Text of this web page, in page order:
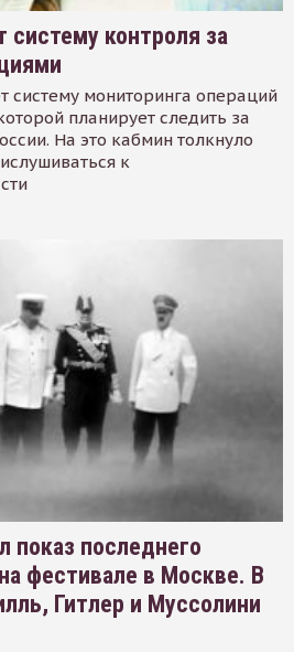
систему контроля за
систему мониторинга операций
планирует следить за
На это кабмин толкнуло
к
показ последнего
фестивале в Москве. В
Гитлер и Муссолини